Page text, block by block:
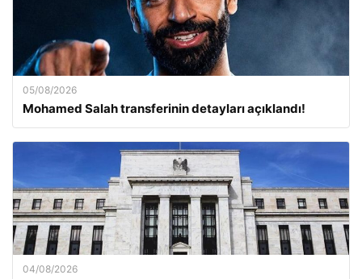
05/08/2026
Mohamed Salah transferinin detayları açıklandı!
04/08/2026